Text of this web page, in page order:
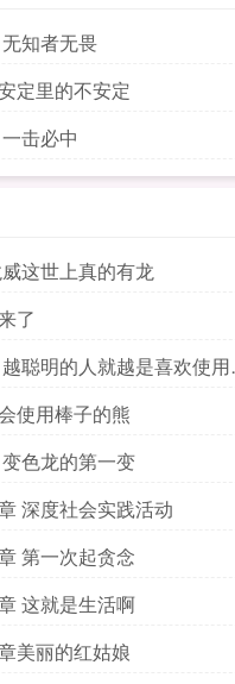
知者无畏
定里的不安定
击必中
这世上真的有龙
了
聪明的人就越是喜欢使用
使用棒子的熊
色龙的第一变
深度社会实践活动
第一次起贪念
这就是生活啊
美丽的红姑娘